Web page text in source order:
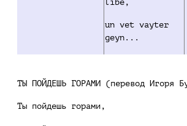
libe,
un vet vayter
geyn...
ТЫ ПОЙДЕШЬ ГОРАМИ (перевод Игоря
Ты пойдешь горами,